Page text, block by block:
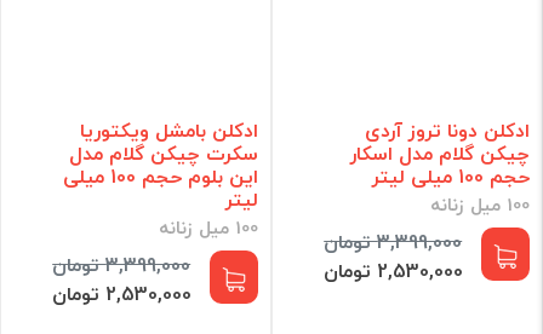
ادکلن دونا تروز آردی
چیکن گلام مدل اسکار
حجم 100 میلی لیتر
100 میل زنانه
3,399,000 تومان
2,530,000 تومان
ادکلن بامشل ویکتوریا
سکرت چیکن گلام مدل
این بلوم حجم 100 میلی
لیتر
100 میل زنانه
3,399,000 تومان
2,530,000 تومان